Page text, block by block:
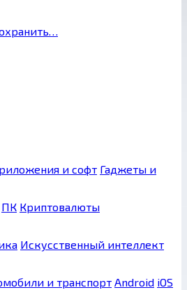
и софт Гаджеты и
ПК Криптовалюты
Искусственный интеллект
и транспорт Android iOS